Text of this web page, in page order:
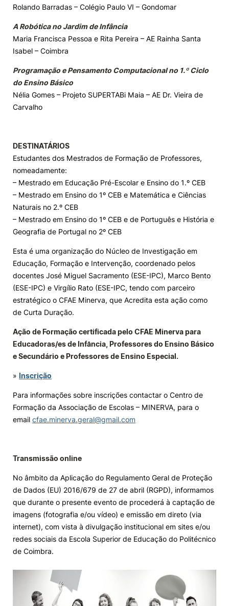
Rolando Barradas – Colégio Paulo VI – Gondomar
A Robótica no Jardim de Infância
Maria Francisca Pessoa e Rita Pereira – AE Rainha Santa
Isabel – Coimbra
Programação e Pensamento Computacional no 1.º Ciclo
do Ensino Básico
Nélia Gomes – Projeto SUPERTABi Maia – AE Dr. Vieira de
Carvalho
DESTINATÁRIOS
Estudantes dos Mestrados de Formação de Professores,
nomeadamente:
– Mestrado em Educação Pré-Escolar e Ensino do 1.º CEB
– Mestrado em Ensino do 1º CEB e Matemática e Ciências
Naturais no 2.º CEB
– Mestrado em Ensino do 1º CEB e de Português e História e
Geografia de Portugal no 2º CEB
Esta é uma organização do Núcleo de Investigação em
Educação, Formação e Intervenção, coordenado pelos
docentes José Miguel Sacramento (ESE-IPC), Marco Bento
(ESE-IPC) e Virgílio Rato (ESE-IPC, tendo com parceiro
estratégico o CFAE Minerva, que Acredita esta ação como
de Curta Duração.
Ação de Formação certificada pelo CFAE Minerva para
Educadoras/es de Infância, Professores do Ensino Básico
e Secundário e Professores de Ensino Especial.
» Inscrição
Para informações sobre inscrições contactar o Centro de
Formação da Associação de Escolas – MINERVA, para o
email cfae.minerva.geral@gmail.com
Transmissão online
No âmbito da Aplicação do Regulamento Geral de Proteção
de Dados (EU) 2016/679 de 27 de abril (RGPD), informamos
que durante o presente evento de procederá à captação de
imagens (fotografia e/ou vídeo) e emissão em direto (via
internet), com vista à divulgação institucional em sites e/ou
redes sociais da Escola Superior de Educação do Politécnico
de Coimbra.